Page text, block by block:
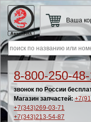
8-800-250-
звонок по России
Магазин запчастей:
+7(343)269-03-71
+7(343)213-54-87
Ваша